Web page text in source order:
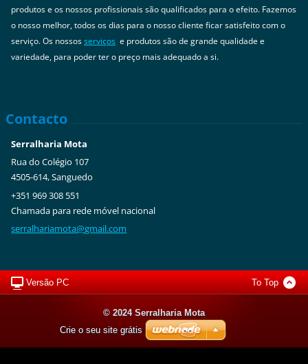
produtos e os nossos profissionais são qualificados para o efeito. Fazemos
o nosso melhor, todos os dias para o nosso cliente ficar satisfeito com o
serviço. Os nossosserviços e produtos são de grande qualidade e
variedade, para poder ter o preço mais adequado a si.
Contacto
Serralharia Mota
Rua do Colégio 107
4505-614, Sanguedo
+351 969 308 551
Chamada para rede móvel nacional
serralhariamota@gmail.com
Versão PC To Top
© 2024 Serralharia Mota
Crie o seu site grátis